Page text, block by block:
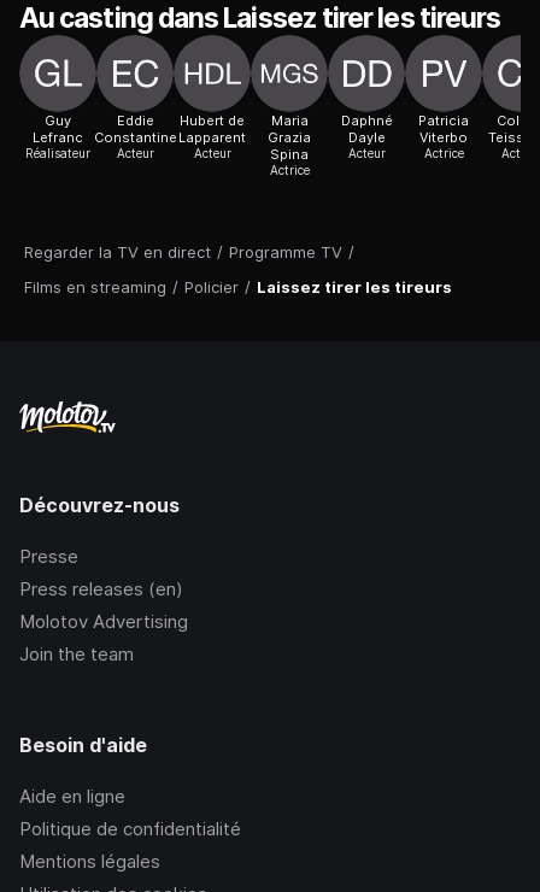
Regarder la TV en direct / Programme TV /
Films en streaming / Policier / Laissez tirer les tireurs
Au casting dans Laissez tirer les tireurs
Guy
Lefranc
Réalisateur
Eddie
Constantine
Acteur
Hubert de
Lapparent
Acteur
Maria
Grazia
Spina
Actrice
Daphné
Dayle
Acteur
Patricia
Viterbo
Actrice Actrice
Découvrez-nous
Presse
Press releases (en)
Molotov Advertising
Join the team
Besoin d'aide
Aide en ligne
Politique de confidentialité
Mentions légales